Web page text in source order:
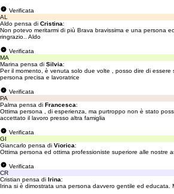
Verificata
AL
Aldo pensa di Cristina:
Non potevo meritarmi di più Brava bravissima e una persona
ringrazio.. Aldo
Verificata
MA
Marina pensa di Silvia:
Per il momento, è venuta solo due volte , posso dire di essere
persona precisa e lavoratrice
Verificata
PA
Palma pensa di Francesca:
Ottima persona , di esperienza, ma purtroppo non è stato
accettato il lavoro presso altra famiglia
Verificata
GI
Giancarlo pensa di Viorica:
Ottima persona ed ottima professioniste superiore alle nostre
Verificata
CR
Cristian pensa di Irina:
Irina si è dimostrata una persona davvero gentile ed educata.